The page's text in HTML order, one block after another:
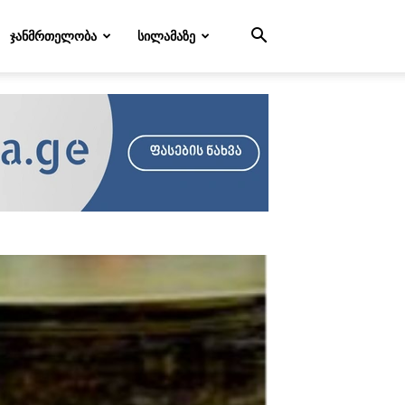
ᲯᲐᲜᲛᲠᲗᲔᲚᲝᲑᲐ ᲡᲘᲚᲐᲛᲐᲖᲔ